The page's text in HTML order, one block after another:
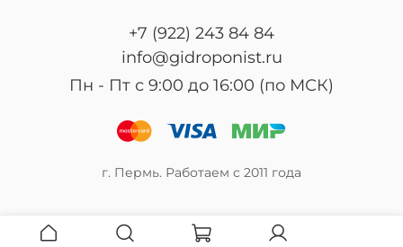
+7 (922) 243 84 84
info@gidroponist.ru
Пн - Пт с 9:00 до 16:00 (по МСК)
г. Пермь. Работаем с 2011 года